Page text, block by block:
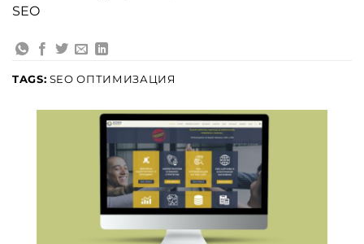
SEO
TAGS: SEO ОПТИМИЗАЦИЯ